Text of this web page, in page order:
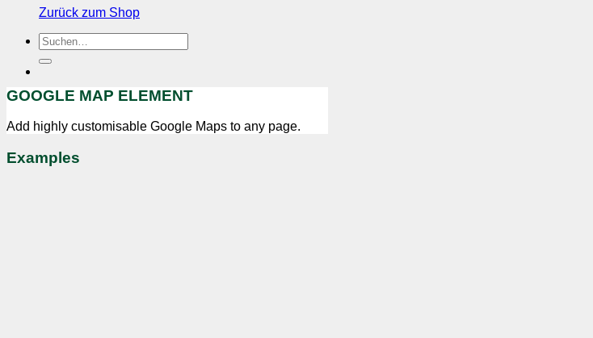
Zurück zum Shop
Suchen
nach:
GOOGLE MAP ELEMENT
Add highly customisable Google Maps to any page.
Examples